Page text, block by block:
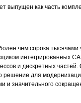
выпущен как часть
чем сорока тысячами
интегрированных
и дискретных
для
и значительного